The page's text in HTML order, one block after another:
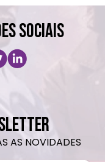
SOCIAIS
AS NOVIDADES